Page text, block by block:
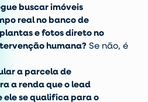
buscar imóveis
real no banco de
e fotos direto no
humana?Se não, é
a parcela de
a renda que o lead
ele se qualifica para o